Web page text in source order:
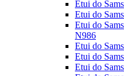
Etui do
Etui do
Etui do
N986
Etui do
Etui do
Etui do